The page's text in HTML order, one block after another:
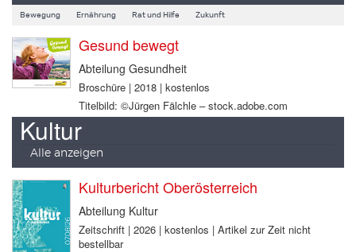
Bewegung Ernährung Rat und Hilfe Zukunft
Gesund bewegt
Abteilung Gesundheit
Broschüre | 2018 | kostenlos
Titelbild: ©Jürgen Fälchle – stock.adobe.com
Kultur
Alle anzeigen
Kulturbericht Oberösterreich
Abteilung Kultur
Zeitschrift | 2026 | kostenlos | Artikel zur Zeit nicht
bestellbar